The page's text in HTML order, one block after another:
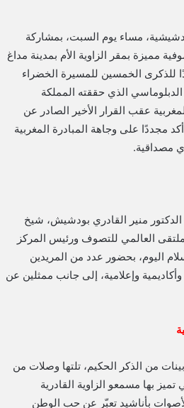
مساء يوم السبت، بمشاركة
مميزة بمقر الزاوية الأم بمدينة مداغ
للذكرى الخمسين للمسيرة الخضراء
الذي حققته المملكة
عقب القرار الأخير الصادر عن
مجددًا على وجاهة المبادرة المغربية
مصداقية.
منير القادري بودشيش، شيخ
العالمي للتصوف ورئيس المركز
اليوم، بحضور عدد من المريدين
وإعلامية، إلى جانب ممثلين عن
من الذكر الحكيم، تلتها وصلات من
بها مسمعو الزاوية القادرية
بأناشيد تعبّر عن حب الوطن